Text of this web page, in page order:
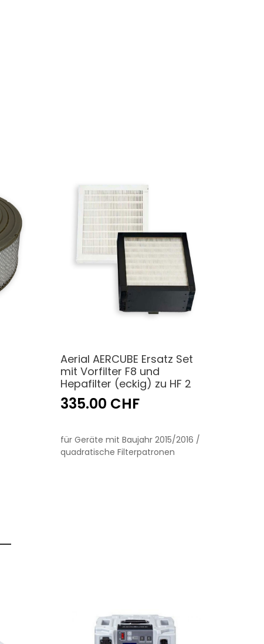
Aerial AERCUBE Ersatz Set
mit Vorfilter F8 und
Hepafilter (eckig) zu HF 2
335.00 CHF
für Geräte mit Baujahr 2015/2016 /
quadratische Filterpatronen